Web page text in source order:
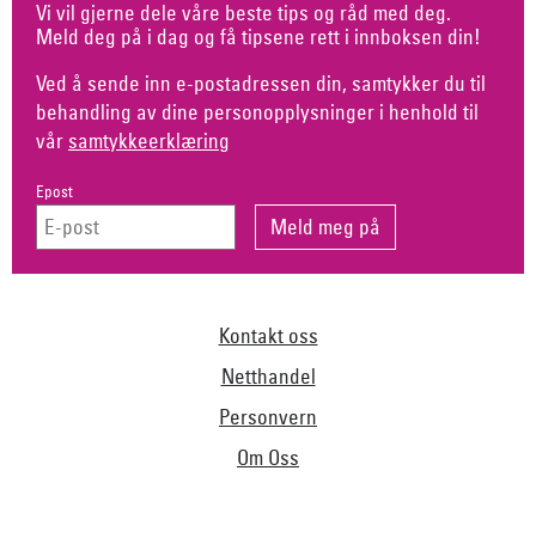
Vi vil gjerne dele våre beste tips og råd med deg.
Meld deg på i dag og få tipsene rett i innboksen din!
Ved å sende inn e-postadressen din, samtykker du til
behandling av dine personopplysninger i henhold til
vår samtykkeerklæring
Epost
Kontakt oss
Netthandel
Personvern
Om Oss